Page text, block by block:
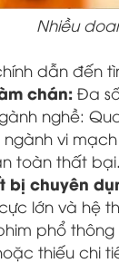
Nhiều
dẫn đến
chán: Đa
nghề:
vi
toàn thất bại.
bị chuyên
lớn và hệ
phổ
thiếu chi